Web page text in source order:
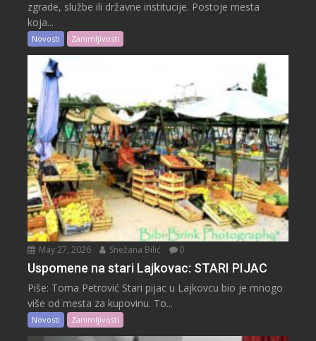
zgrade, službe ili državne institucije. Postoje mesta
koja...
Novosti Zanimljivosti
May 27, 2026 Snežana Bilić 0
Uspomene na stari Lajkovac: STARI PIJAC
Piše: Toma Petrović Stari pijac u Lajkovcu bio je mnogo
više od mesta za kupovinu. To...
Novosti Zanimljivosti